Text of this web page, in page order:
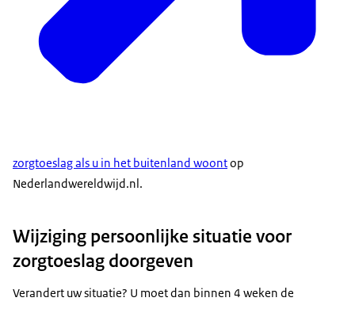
Het gaat bijvoorbeeld om veranderingen in uw
inkomen of vermogen.
Ook als u gaat samenwonen, trouwen of scheiden
kan dit gevolgen hebben voor uw zorgtoeslag.
zorgtoeslag als u in het buitenland woontop
Nederlandwereldwijd.nl.
Wijziging persoonlijke situatie voor
zorgtoeslag doorgeven
Verandert uw situatie? U moet dan binnen 4 weken de